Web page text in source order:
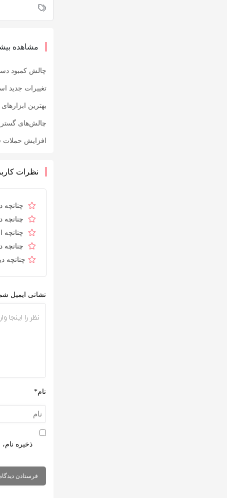
مشاهده
چالش کمبود
تغییرات جدید
بهترین
چالش‌های
افزایش حملات
نظرات
چنانچه
چنانچه
چنانچه
چنانچه
چنانچه
نشانی ایمیل
نام*
ذخیره